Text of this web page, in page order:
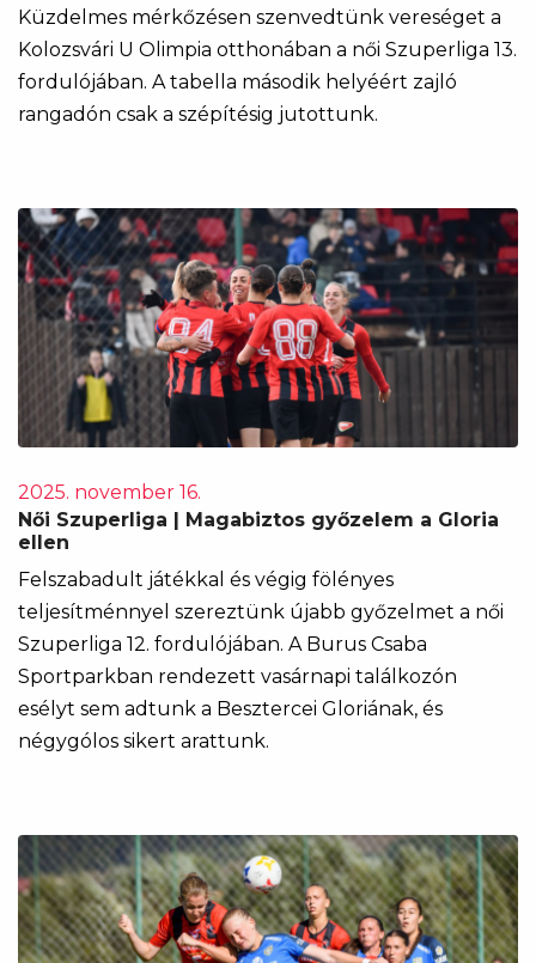
Küzdelmes mérkőzésen szenvedtünk vereséget a
Kolozsvári U Olimpia otthonában a női Szuperliga 13.
fordulójában. A tabella második helyéért zajló
rangadón csak a szépítésig jutottunk.
2025. november 16.
Női Szuperliga | Magabiztos győzelem a Gloria
ellen
Felszabadult játékkal és végig fölényes
teljesítménnyel szereztünk újabb győzelmet a női
Szuperliga 12. fordulójában. A Burus Csaba
Sportparkban rendezett vasárnapi találkozón
esélyt sem adtunk a Besztercei Gloriának, és
négygólos sikert arattunk.